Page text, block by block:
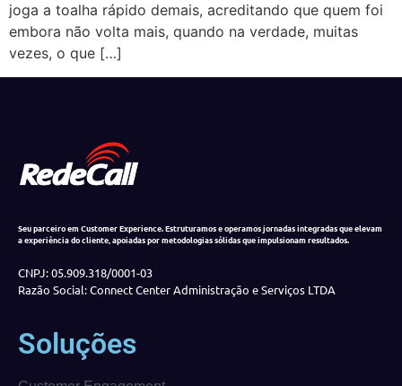
joga a toalha rápido demais, acreditando que quem foi
embora não volta mais, quando na verdade, muitas
vezes, o que […]
Seu parceiro em Customer Experience. Estruturamos e operamos jornadas integradas que elevam
a experiência do cliente, apoiadas por metodologias sólidas que impulsionam resultados.
CNPJ: 05.909.318/0001-03
Razão Social: Connect Center Administração e Serviços LTDA
Soluções